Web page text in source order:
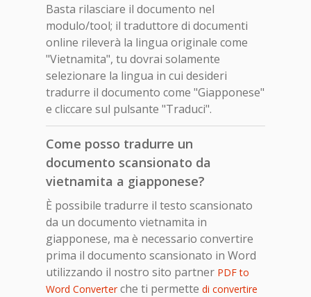
Basta rilasciare il documento nel
modulo/tool; il traduttore di documenti
online rileverà la lingua originale come
"Vietnamita", tu dovrai solamente
selezionare la lingua in cui desideri
tradurre il documento come "Giapponese"
e cliccare sul pulsante "Traduci".
Come posso tradurre un
documento scansionato da
vietnamita a giapponese?
È possibile tradurre il testo scansionato
da un documento vietnamita in
giapponese, ma è necessario convertire
prima il documento scansionato in Word
utilizzando il nostro sito partner PDF to
Word Converterche ti permette di convertire